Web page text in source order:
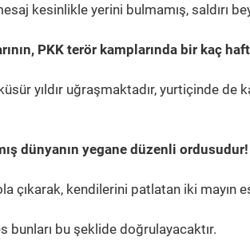
kesinlikle yerini bulmamış, saldırı
PKK terör kamplarında bir kaç
yıldır uğraşmaktadır, yurtiçinde de
dünyanın yegane düzenli ordusudur!
çıkarak, kendilerini patlatan iki mayın
bu şeklide doğrulayacaktır.